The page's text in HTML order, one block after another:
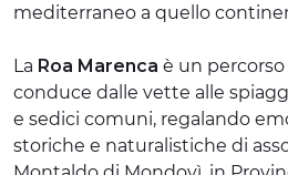
mediterraneo a quello
La Roa Marenca è un
conduce dalle vette alle
e sedici comuni, regalando
storiche e naturalistiche di